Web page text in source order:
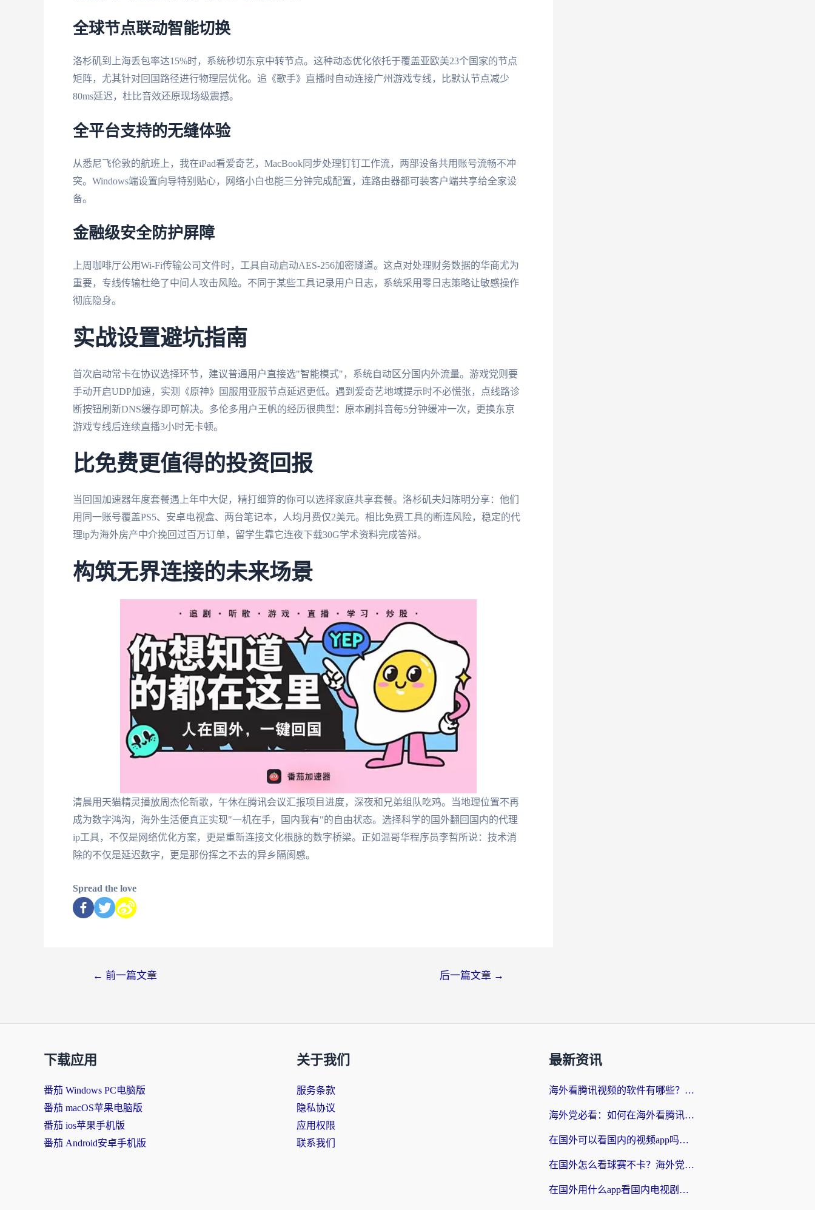
全球节点联动智能切换
洛杉矶到上海丢包率达15%时，系统秒切东京中转节点。这种动态优化依托于覆盖亚欧美23个国家的节点
矩阵，尤其针对回国路径进行物理层优化。追《歌手》直播时自动连接广州游戏专线，比默认节点减少
80ms延迟，杜比音效还原现场级震撼。
全平台支持的无缝体验
从悉尼飞伦敦的航班上，我在iPad看爱奇艺，MacBook同步处理钉钉工作流，两部设备共用账号流畅不冲
突。Windows端设置向导特别贴心，网络小白也能三分钟完成配置，连路由器都可装客户端共享给全家设
备。
金融级安全防护屏障
上周咖啡厅公用Wi-Fi传输公司文件时，工具自动启动AES-256加密隧道。这点对处理财务数据的华商尤为
重要，专线传输杜绝了中间人攻击风险。不同于某些工具记录用户日志，系统采用零日志策略让敏感操作
彻底隐身。
实战设置避坑指南
首次启动常卡在协议选择环节，建议普通用户直接选"智能模式"，系统自动区分国内外流量。游戏党则要
手动开启UDP加速，实测《原神》国服用亚服节点延迟更低。遇到爱奇艺地域提示时不必慌张，点线路诊
断按钮刷新DNS缓存即可解决。多伦多用户王帆的经历很典型：原本刷抖音每5分钟缓冲一次，更换东京
游戏专线后连续直播3小时无卡顿。
比免费更值得的投资回报
当回国加速器年度套餐遇上年中大促，精打细算的你可以选择家庭共享套餐。洛杉矶夫妇陈明分享：他们
用同一账号覆盖PS5、安卓电视盒、两台笔记本，人均月费仅2美元。相比免费工具的断连风险，稳定的代
理ip为海外房产中介挽回过百万订单，留学生靠它连夜下载30G学术资料完成答辩。
构筑无界连接的未来场景
清晨用天猫精灵播放周杰伦新歌，午休在腾讯会议汇报项目进度，深夜和兄弟组队吃鸡。当地理位置不再
成为数字鸿沟，海外生活便真正实现"一机在手，国内我有"的自由状态。选择科学的国外翻回国内的代理
ip工具，不仅是网络优化方案，更是重新连接文化根脉的数字桥梁。正如温哥华程序员李哲所说：技术消
除的不仅是延迟数字，更是那份挥之不去的异乡隔阂感。
Spread the love
← 前一篇文章 后一篇文章 →
下载应用
番茄 Windows PC电脑版
番茄 macOS苹果电脑版
番茄 ios苹果手机版
番茄 Android安卓手机版
关于我们
服务条款
隐私协议
应用权限
联系我们
最新资讯
海外看腾讯视频的软件有哪些？2026实测有效，留学生都在用的回国加速器指南
海外党必看：如何在海外看腾讯体育？解决赛事直播地区限制的终极指南
在国外可以看国内的视频app吗知乎？海外党亲测有效的追剧加速方案
在国外怎么看球赛不卡？海外党专属体育直播自由指南
在国外用什么app看国内电视剧？3步解决版权限制+卡顿难题